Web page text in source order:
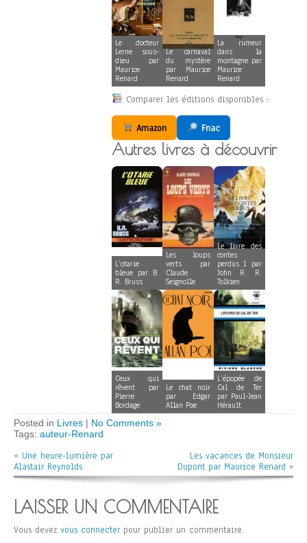
Le docteur
Lerne sous-
dieu par
Maurice
Renard
Le carnaval
du mystère
par Maurice
Renard
La rumeur
dans la
montagne par
Maurice
Renard
Comparer les éditions disponibles :
Amazon Fnac
Autres livres à découvrir
L’otarie
bleue par B.
R. Bruss
Les loups
verts par
Claude
Seignolle
Le livre des
contes
perdus 1 par
John R. R.
Tolkien
Ceux qui
rêvent par
Pierre
Bordage
Le chat noir
par Edgar
Allan Poe
L’épopée de
Cal de Ter
par Paul-Jean
Hérault
Posted in Livres | No Comments »
Tags: auteur-Renard
« Une heure-lumière par
Alastair Reynolds
Les vacances de Monsieur
Dupont par Maurice Renard »
LAISSER UN COMMENTAIRE
Vous devez vous connecter pour publier un commentaire.